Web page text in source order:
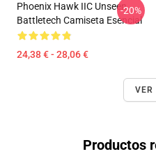
Phoenix Hawk IIC Unseen
Battletech Camiseta Esencial
24,38 € - 28,06 €
-20%
VER
Productos